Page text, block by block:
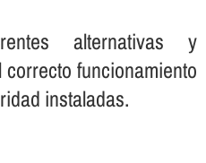
alternativas y
funcionamiento
instaladas.